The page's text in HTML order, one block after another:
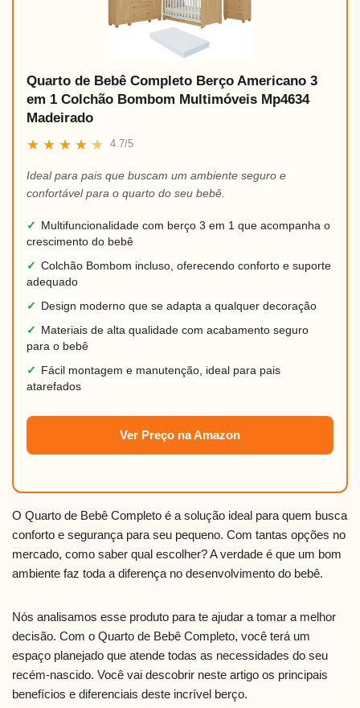
Quarto de Bebê Completo Berço Americano 3
em 1 Colchão Bombom Multimóveis Mp4634
Madeirado
★ ★ ★ ★ ★ 4.7/5
Ideal para pais que buscam um ambiente seguro e
confortável para o quarto do seu bebê.
✓
Multifuncionalidade com berço 3 em 1 que acompanha o
crescimento do bebê
✓ Colchão Bombom incluso, oferecendo conforto e suporte
adequado
✓
Design moderno que se adapta a qualquer decoração
✓
Materiais de alta qualidade com acabamento seguro
para o bebê
✓
Fácil montagem e manutenção, ideal para pais
atarefados
Ver Preço na Amazon
O Quarto de Bebê Completo é a solução ideal para quem busca
conforto e segurança para seu pequeno. Com tantas opções no
mercado, como saber qual escolher? A verdade é que um bom
ambiente faz toda a diferença no desenvolvimento do bebê.
Nós analisamos esse produto para te ajudar a tomar a melhor
decisão. Com o Quarto de Bebê Completo, você terá um
espaço planejado que atende todas as necessidades do seu
recém-nascido. Você vai descobrir neste artigo os principais
benefícios e diferenciais deste incrível berço.